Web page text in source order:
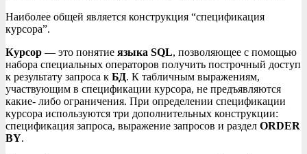
Наиболее общей является конструкция “спецификация
курсора”.
Курсор — это понятие языка SQL, позволяющее с помощью
набора специальных операторов получить построчный доступ
к результату запроса к БД. К табличным выражениям,
участвующим в спецификации курсора, не предъявляются
какие- либо ограничения. При определении спецификации
курсора используются три дополнительных конструкции:
спецификация запроса, выражение запросов и раздел ORDER
BY.